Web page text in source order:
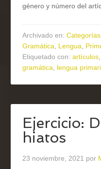
género y número del
Archivado en:
Gramática, Lengua,
Etiquetado con:artículos
gramática, lengua
Ejercicio:
hiatos
23 noviembre, 2021 por